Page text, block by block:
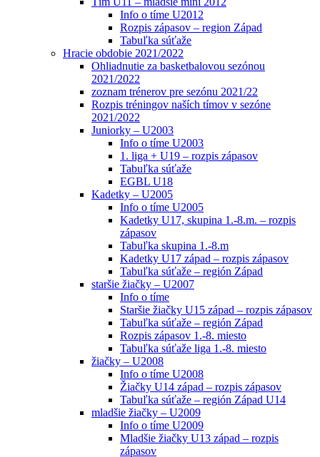
Info o tíme U2012
Rozpis zápasov – region Západ
Tabuľka súťaže
Hracie obdobie 2021/2022
Ohliadnutie za basketbalovou sezónou
2021/2022
zoznam trénerov pre sezónu 2021/22
Rozpis tréningov naších tímov v sezóne
2021/2022
Juniorky – U2003
Info o tíme U2003
1. liga + U19 – rozpis zápasov
Tabuľka súťaže
EGBL U18
Kadetky – U2005
Info o tíme U2005
Kadetky U17, skupina 1.-8.m. – rozpis
zápasov
Tabuľka skupina 1.-8.m
Kadetky U17 západ – rozpis zápasov
Tabuľka súťaže – región Západ
staršie žiačky – U2007
Info o tíme
Staršie žiačky U15 západ – rozpis zápasov
Tabuľka súťaže – región Západ
Rozpis zápasov 1.-8. miesto
Tabuľka súťaže liga 1.-8. miesto
žiačky – U2008
Info o tíme U2008
Žiačky U14 západ – rozpis zápasov
Tabuľka súťaže – región Západ U14
mladšie žiačky – U2009
Info o tíme U2009
Mladšie žiačky U13 západ – rozpis
zápasov